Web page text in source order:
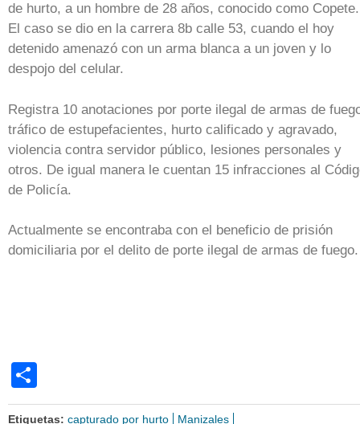
de hurto, a un hombre de 28 años, conocido como Copete.
El caso se dio en la carrera 8b calle 53, cuando el hoy
detenido amenazó con un arma blanca a un joven y lo
despojo del celular.
Registra 10 anotaciones por porte ilegal de armas de
tráfico de estupefacientes, hurto calificado y agravado,
violencia contra servidor público, lesiones personales y
otros. De igual manera le cuentan 15 infracciones al
de Policía.
Actualmente se encontraba con el beneficio de prisión
domiciliaria por el delito de porte ilegal de armas de fuego.
Etiquetas: capturado por hurto
Manizales